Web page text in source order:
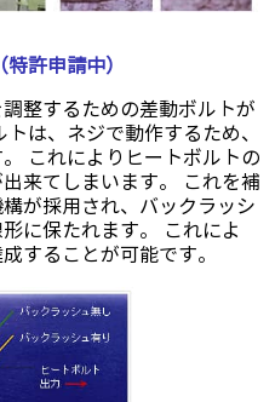
許申請中）
整するための差動ボルトが
は、ネジで動作するため、
これによりヒートボルトの
来てしまいます。 これを補
が採用され、バックラッシ
に保たれます。 これによ
することが可能です。